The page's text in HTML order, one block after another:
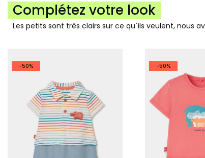
Complétez votre look
Les petits sont très clairs sur ce qu´ils veulent, nous
-50% -50%